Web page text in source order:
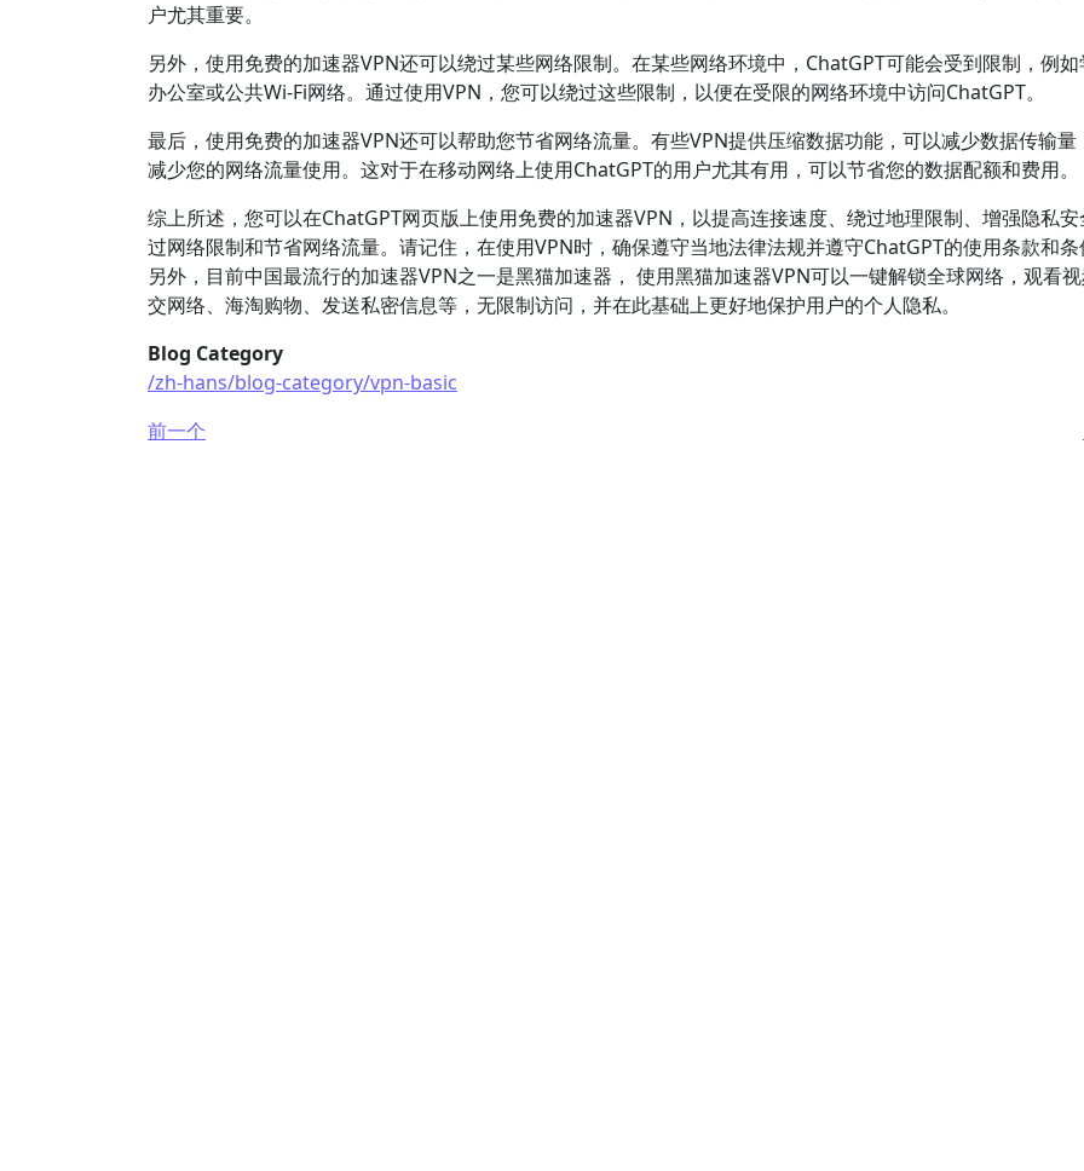
户尤其重要。
另外，使用免费的加速器VPN还可以绕过某些网络限制。在某些网络环境中，ChatGPT可能会受到限制，例
办公室或公共Wi-Fi网络。通过使用VPN，您可以绕过这些限制，以便在受限的网络环境中访问ChatGPT。
最后，使用免费的加速器VPN还可以帮助您节省网络流量。有些VPN提供压缩数据功能，可以减少数据传输量
减少您的网络流量使用。这对于在移动网络上使用ChatGPT的用户尤其有用，可以节省您的数据配额和费用。
综上所述，您可以在ChatGPT网页版上使用免费的加速器VPN，以提高连接速度、绕过地理限制、增强隐私
过网络限制和节省网络流量。请记住，在使用VPN时，确保遵守当地法律法规并遵守ChatGPT的使用条款和
另外，目前中国最流行的加速器VPN之一是黑猫加速器， 使用黑猫加速器VPN可以一键解锁全球网络，观看
交网络、海淘购物、发送私密信息等，无限制访问，并在此基础上更好地保护用户的个人隐私。
Blog Category
/zh-hans/blog-category/vpn-basic
前一个